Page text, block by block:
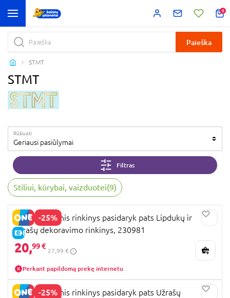
0
Paieška
STMT
STMT
Rūšiuoti
Geriausi pasiūlymai
Filtras
Stiliui, kūrybai, vaizduotei(9)
-25%
E-KAINA
STMT kūrybinis rinkinys pasidaryk pats Lipdukų ir
užrašų dekoravimo rinkinys, 230981
20,99 €
27,99 €
Perkant papildomą prekę internetu
-25%
STMT kūrybinis rinkinys pasidaryk pats Užrašų